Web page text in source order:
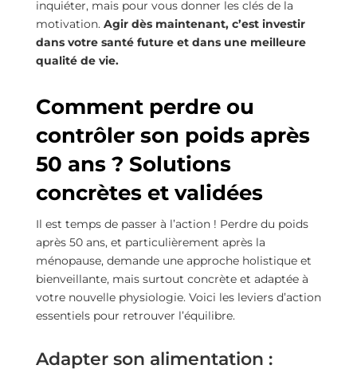
inquiéter, mais pour vous donner les clés de la
motivation. Agir dès maintenant, c’est investir
dans votre santé future et dans une meilleure
qualité de vie.
Comment perdre ou
contrôler son poids après
50 ans ? Solutions
concrètes et validées
Il est temps de passer à l’action ! Perdre du poids
après 50 ans, et particulièrement après la
ménopause, demande une approche holistique et
bienveillante, mais surtout concrète et adaptée à
votre nouvelle physiologie. Voici les leviers d’action
essentiels pour retrouver l’équilibre.
Adapter son alimentation :